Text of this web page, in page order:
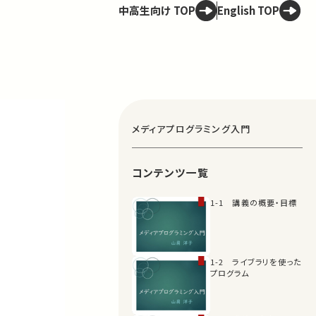
中高生向け TOP English TOP
メディアプログラミング入門
コンテンツ一覧
1-1 講義の概要・目標
1-2 ライブラリを使った
プログラム